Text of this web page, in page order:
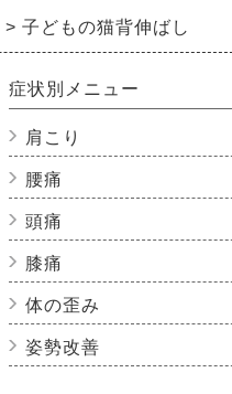
子どもの猫背伸ばし
症状別メニュー
肩こり
腰痛
頭痛
膝痛
体の歪み
姿勢改善